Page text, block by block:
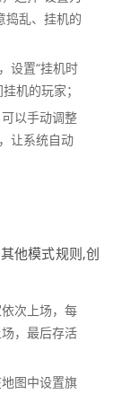
捣乱、挂机的
设置“挂机时
机的玩家；
以手动调整
让系统自动
他模式规则,创
次上场，每
，最后存活
图中设置旗